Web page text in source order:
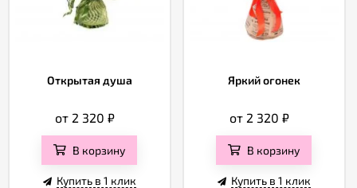
Открытая душа
от 2 320 ₽
В корзину
Купить в 1 клик
Яркий огонек
от 2 320 ₽
В корзину
Купить в 1 клик